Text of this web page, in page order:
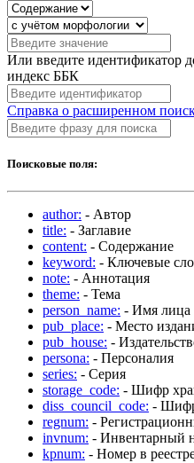
Или введите идентификатор
индекс ББК
Справка о расширенном
Поисковые поля:
author: - Автор
title: - Заглавие
content: - Содержание
keyword: - Ключевые
note: - Аннотация
theme: - Тема
person_name: - Имя лица
pub_place: - Место
pub_house: -
persona: - Персоналия
series: - Серия
storage_code: - Шифр
diss_council_code: - Шифр
regnum: -
invnum: - Инвентарный
kpnum: - Номер в